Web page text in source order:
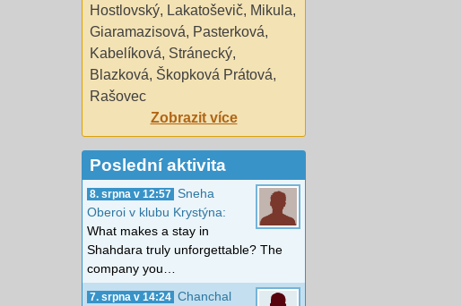
Hostlovský, Lakatoševič, Mikula,
Giaramazisová, Pasterková,
Kabelíková, Stránecký,
Blazková, Škopková Prátová,
Rašovec
Zobrazit více
Poslední aktivita
8. srpna v 12:57
Sneha
Oberoi v klubu Krystýna:
What makes a stay in
Shahdara truly unforgettable? The
company you…
7. srpna v 14:24 Chanchal